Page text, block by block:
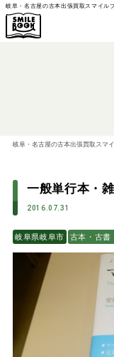
岐阜・名古屋の古本出張買取スマイル
岐阜・名古屋の古本出張買取スマ
一般単行本・
2016.07.31
岐阜県岐阜市 古本・古書